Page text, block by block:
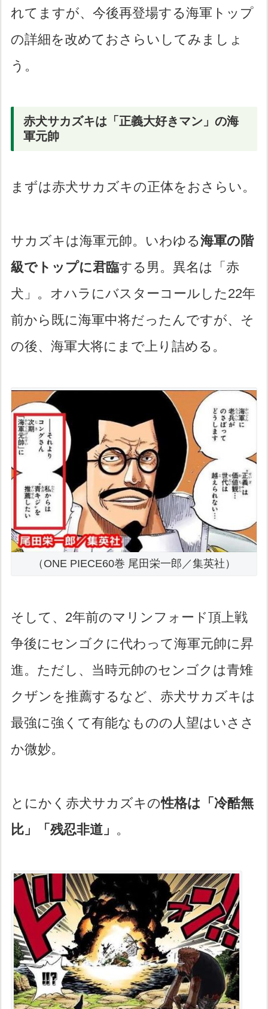
れてますが、今後再登場する海軍トップ
の詳細を改めておさらいしてみましょ
う。
赤犬サカズキは「正義大好きマン」の海
軍元帥
まずは赤犬サカズキの正体をおさらい。
サカズキは海軍元帥。いわゆる海軍の階
級でトップに君臨する男。異名は「赤
犬」。オハラにバスターコールした22年
前から既に海軍中将だったんですが、そ
の後、海軍大将にまで上り詰める。
（ONE PIECE60巻 尾田栄一郎／集英社）
そして、2年前のマリンフォード頂上戦
争後にセンゴクに代わって海軍元帥に昇
進。ただし、当時元帥のセンゴクは青雉
クザンを推薦するなど、赤犬サカズキは
最強に強くて有能なものの人望はいささ
か微妙。
とにかく赤犬サカズキの性格は「冷酷無
比」「残忍非道」 。